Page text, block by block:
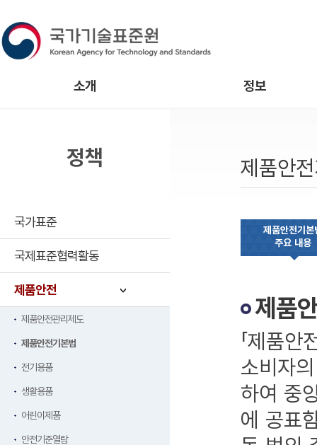
소개 정보
제품안
제품안전기본
주요 내용
제품
「제품
소비자
하여 중
에 공표
정책
국가표준
국제표준협력활동
제품안전
제품안전관리제도
제품안전기본법
전기용품
생활용품
어린이제품
안전기준열람